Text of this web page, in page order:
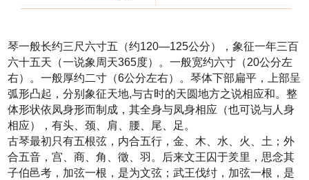
琴一般长约三尺六寸五（约120—125公分），象征一年三百
六十五天（一说象周天365度）。一般宽约六寸（20公分左
右）。一般厚约二寸（6公分左右）。琴体下部扁平，上部呈
弧形凸起，分别象征天地,与古时的天圆地方之说相应和。整
体形状依凤身形而制成，其全身与凤身相应（也可说与人身
相应），有头、颈、肩、腰、尾、足。
古琴最初只有五根弦，内合五行，金、木、水、火、土；外
合五音，宫、商、角、徵、羽。后来文王囚于羑里，思念其
子伯邑考，加弦一根，是为文弦；武王伐纣，加弦一根，是